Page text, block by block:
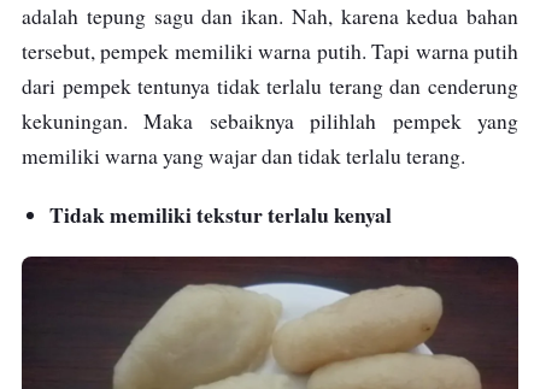
adalah tepung sagu dan ikan. Nah, karena kedua bahan
tersebut, pempek memiliki warna putih. Tapi warna putih
dari pempek tentunya tidak terlalu terang dan cenderung
kekuningan. Maka sebaiknya pilihlah pempek yang
memiliki warna yang wajar dan tidak terlalu terang.
Tidak memiliki tekstur terlalu kenyal